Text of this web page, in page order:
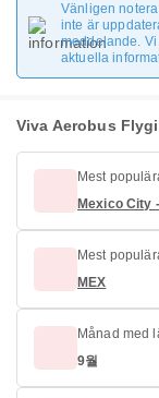
Vänligen
inte är
meddelande.
aktuella
Viva Aerobus
Mest
Mexico City
Mest
MEX
Månad med
9월